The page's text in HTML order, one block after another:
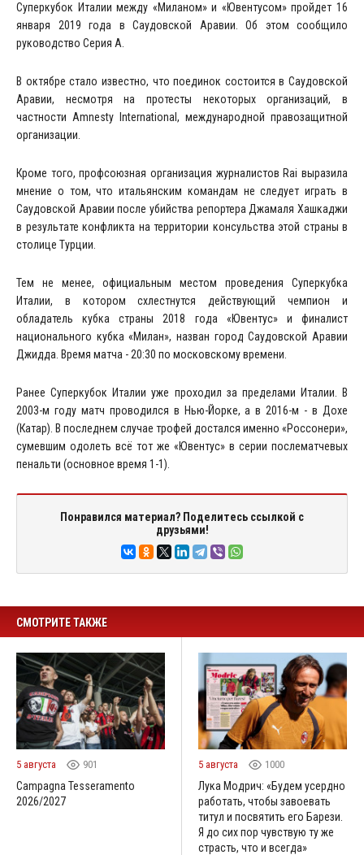
Суперкубок Италии между «Миланом» и «Ювентусом» пройдет 16
января 2019 года в Саудовской Аравии. Об этом сообщило
руководство Серия А.
В октябре стало известно, что поединок состоится в Саудовской
Аравии, несмотря на протесты некоторых организаций, в
частности Amnesty International, международной правозащитной
организации.
Кроме того, профсоюзная организация журналистов Rai выразила
мнение о том, что итальянским командам не следует играть в
Саудовской Аравии после убийства репортера Джамаля Хашкаджи
в результате конфликта на территории консульства этой страны в
столице Турции.
Тем не менее, официальным местом проведения Суперкубка
Италии, в котором схлестнутся действующий чемпион и
обладатель кубка страны 2018 года «Ювентус» и финалист
национального кубка «Милан», назван город Саудовской Аравии
Джидда. Время матча - 20:30 по московскому времени.
Ранее Суперкубок Италии уже проходил за пределами Италии. В
2003-м году матч проводился в Нью-Йорке, а в 2016-м - в Дохе
(Катар). В последнем случае трофей достался именно «Россонери»,
сумевшим одолеть всё тот же «Ювентус» в серии послематчевых
пенальти (основное время 1-1).
Понравился материал? Поделитесь ссылкой с
друзьями!
СМОТРИТЕ ТАКЖЕ
5 августа 901
Campagna Tesseramento
2026/2027
5 августа 1000
Лука Модрич: «Будем усердно
работать, чтобы завоевать
титул и посвятить его Барези.
Я до сих пор чувствую ту же
страсть, что и всегда»